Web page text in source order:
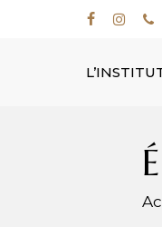
facebook